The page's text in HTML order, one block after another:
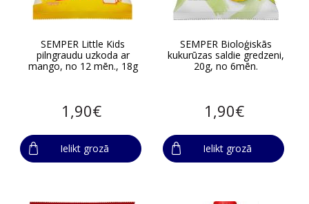
SEMPER Little Kids
pilngraudu uzkoda ar
mango, no 12 mēn., 18g
1,90€
Ielikt grozā
SEMPER Bioloģiskās
kukurūzas saldie gredzeni,
20g, no 6mēn.
1,90€
Ielikt grozā